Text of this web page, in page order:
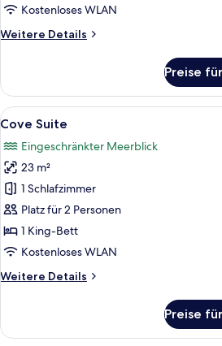
Kostenloses WLAN
Weitere Details
Weitere
Terrasse,
Meerblick
Preise
Alle
Fotos
für
Cove
Suite
anzeigen
Ein
10
Cove Suite
Eingeschränkter Meerblick
23 m²
1 Schlafzimmer
Platz für 2 Personen
1 King-Bett
Kostenloses WLAN
Weitere Details
Weitere
Suite
Preise